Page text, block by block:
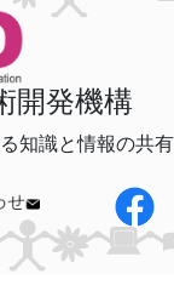
開発機構
知識と情報の共有